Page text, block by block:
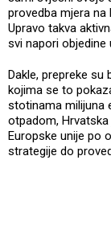
provedba mjera
Upravo takva
svi napori objedine
Dakle, prepreke su
kojima se to
stotinama milijuna
otpadom,
Europske unije po
strategije do